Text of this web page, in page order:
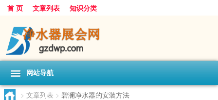
首 页 文章列表 知识分类
网站导航
> 文章列表 > 碧澜净水器的安装方法